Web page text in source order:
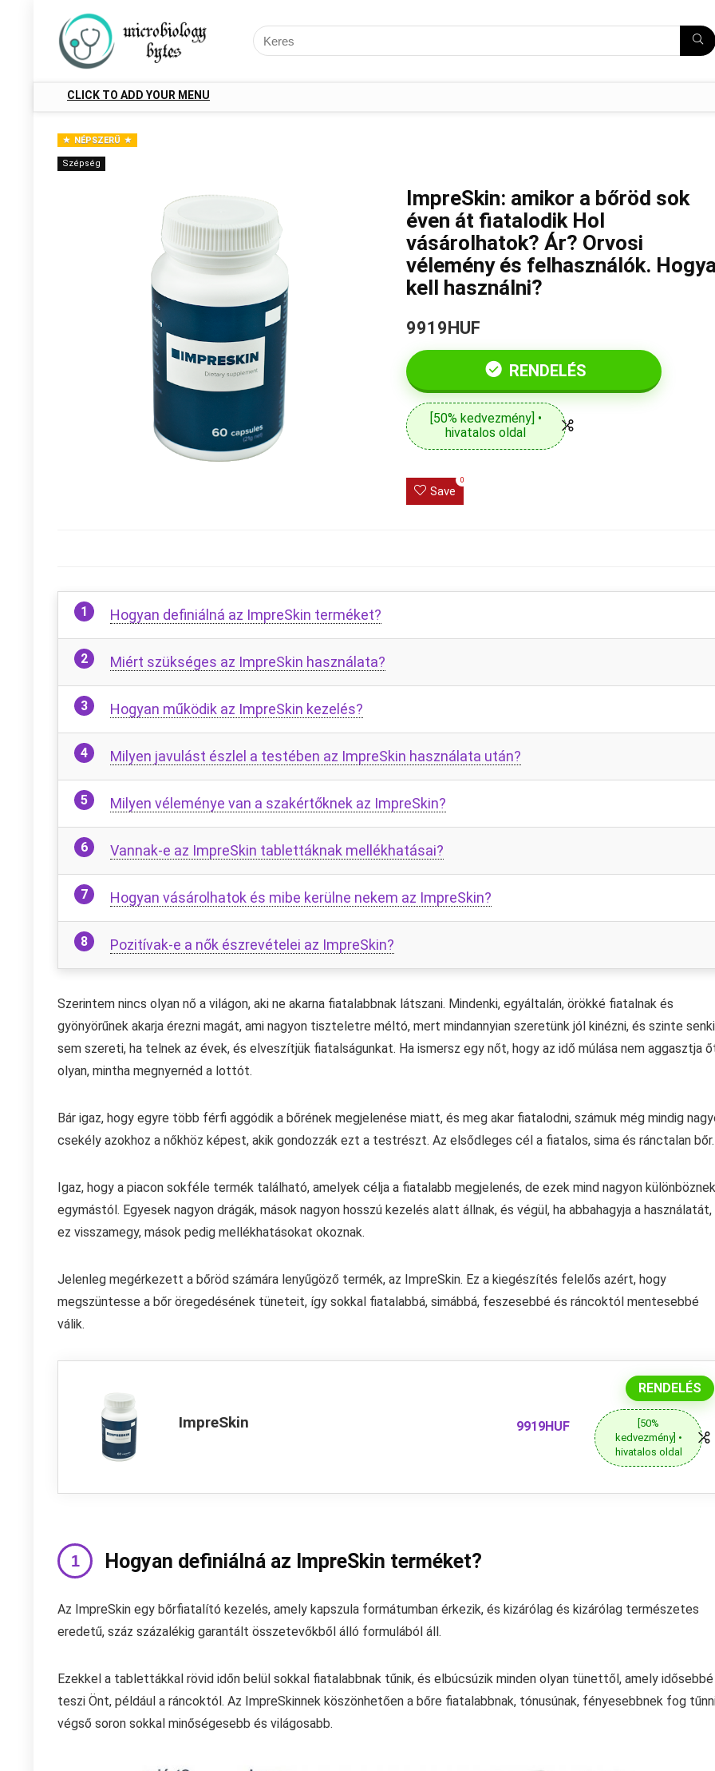
CLICK TO ADD YOUR MENU
NÉPSZERŰ
Szépség
ImpreSkin: amikor a bőröd sok
éven át fiatalodik Hol
vásárolhatok? Ár? Orvosi
vélemény és felhasználók.
kell használni?
9919HUF
RENDELÉS
[50% kedvezmény] •
hivatalos oldal
Save
0
Hogyan definiálná az ImpreSkin terméket?
Miért szükséges az ImpreSkin használata?
Hogyan működik az ImpreSkin kezelés?
Milyen javulást észlel a testében az ImpreSkin használata után?
Milyen véleménye van a szakértőknek az ImpreSkin?
Vannak-e az ImpreSkin tablettáknak mellékhatásai?
Hogyan vásárolhatok és mibe kerülne nekem az ImpreSkin?
Pozitívak-e a nők észrevételei az ImpreSkin?
Szerintem nincs olyan nő a világon, aki ne akarna fiatalabbnak látszani. Mindenki, egyáltalán, örökké fiatalnak és
gyönyörűnek akarja érezni magát, ami nagyon tiszteletre méltó, mert mindannyian szeretünk jól kinézni, és szinte senki
sem szereti, ha telnek az évek, és elveszítjük fiatalságunkat. Ha ismersz egy nőt, hogy az idő múlása nem aggasztja
olyan, mintha megnyernéd a lottót.
Bár igaz, hogy egyre több férfi aggódik a bőrének megjelenése miatt, és meg akar fiatalodni, számuk még mindig
csekély azokhoz a nőkhöz képest, akik gondozzák ezt a testrészt. Az elsődleges cél a fiatalos, sima és ránctalan bőr.
Igaz, hogy a piacon sokféle termék található, amelyek célja a fiatalabb megjelenés, de ezek mind nagyon különböznek
egymástól. Egyesek nagyon drágák, mások nagyon hosszú kezelés alatt állnak, és végül, ha abbahagyja a használatát,
ez visszamegy, mások pedig mellékhatásokat okoznak.
Jelenleg megérkezett a bőröd számára lenyűgöző termék, az ImpreSkin. Ez a kiegészítés felelős azért, hogy
megszüntesse a bőr öregedésének tüneteit, így sokkal fiatalabbá, simábbá, feszesebbé és ráncoktól mentesebbé
válik.
ImpreSkin 9919HUF
RENDELÉS
[50%
kedvezmény] •
hivatalos oldal
Hogyan definiálná az ImpreSkin terméket?
Az ImpreSkin egy bőrfiatalító kezelés, amely kapszula formátumban érkezik, és kizárólag és kizárólag természetes
eredetű, száz százalékig garantált összetevőkből álló formulából áll.
Ezekkel a tablettákkal rövid időn belül sokkal fiatalabbnak tűnik, és elbúcsúzik minden olyan tünettől, amely idősebbé
teszi Önt, például a ráncoktól. Az ImpreSkinnek köszönhetően a bőre fiatalabbnak, tónusúnak, fényesebbnek fog
végső soron sokkal minőségesebb és világosabb.